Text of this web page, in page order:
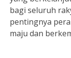
bagi seluruh
pentingnya
maju dan